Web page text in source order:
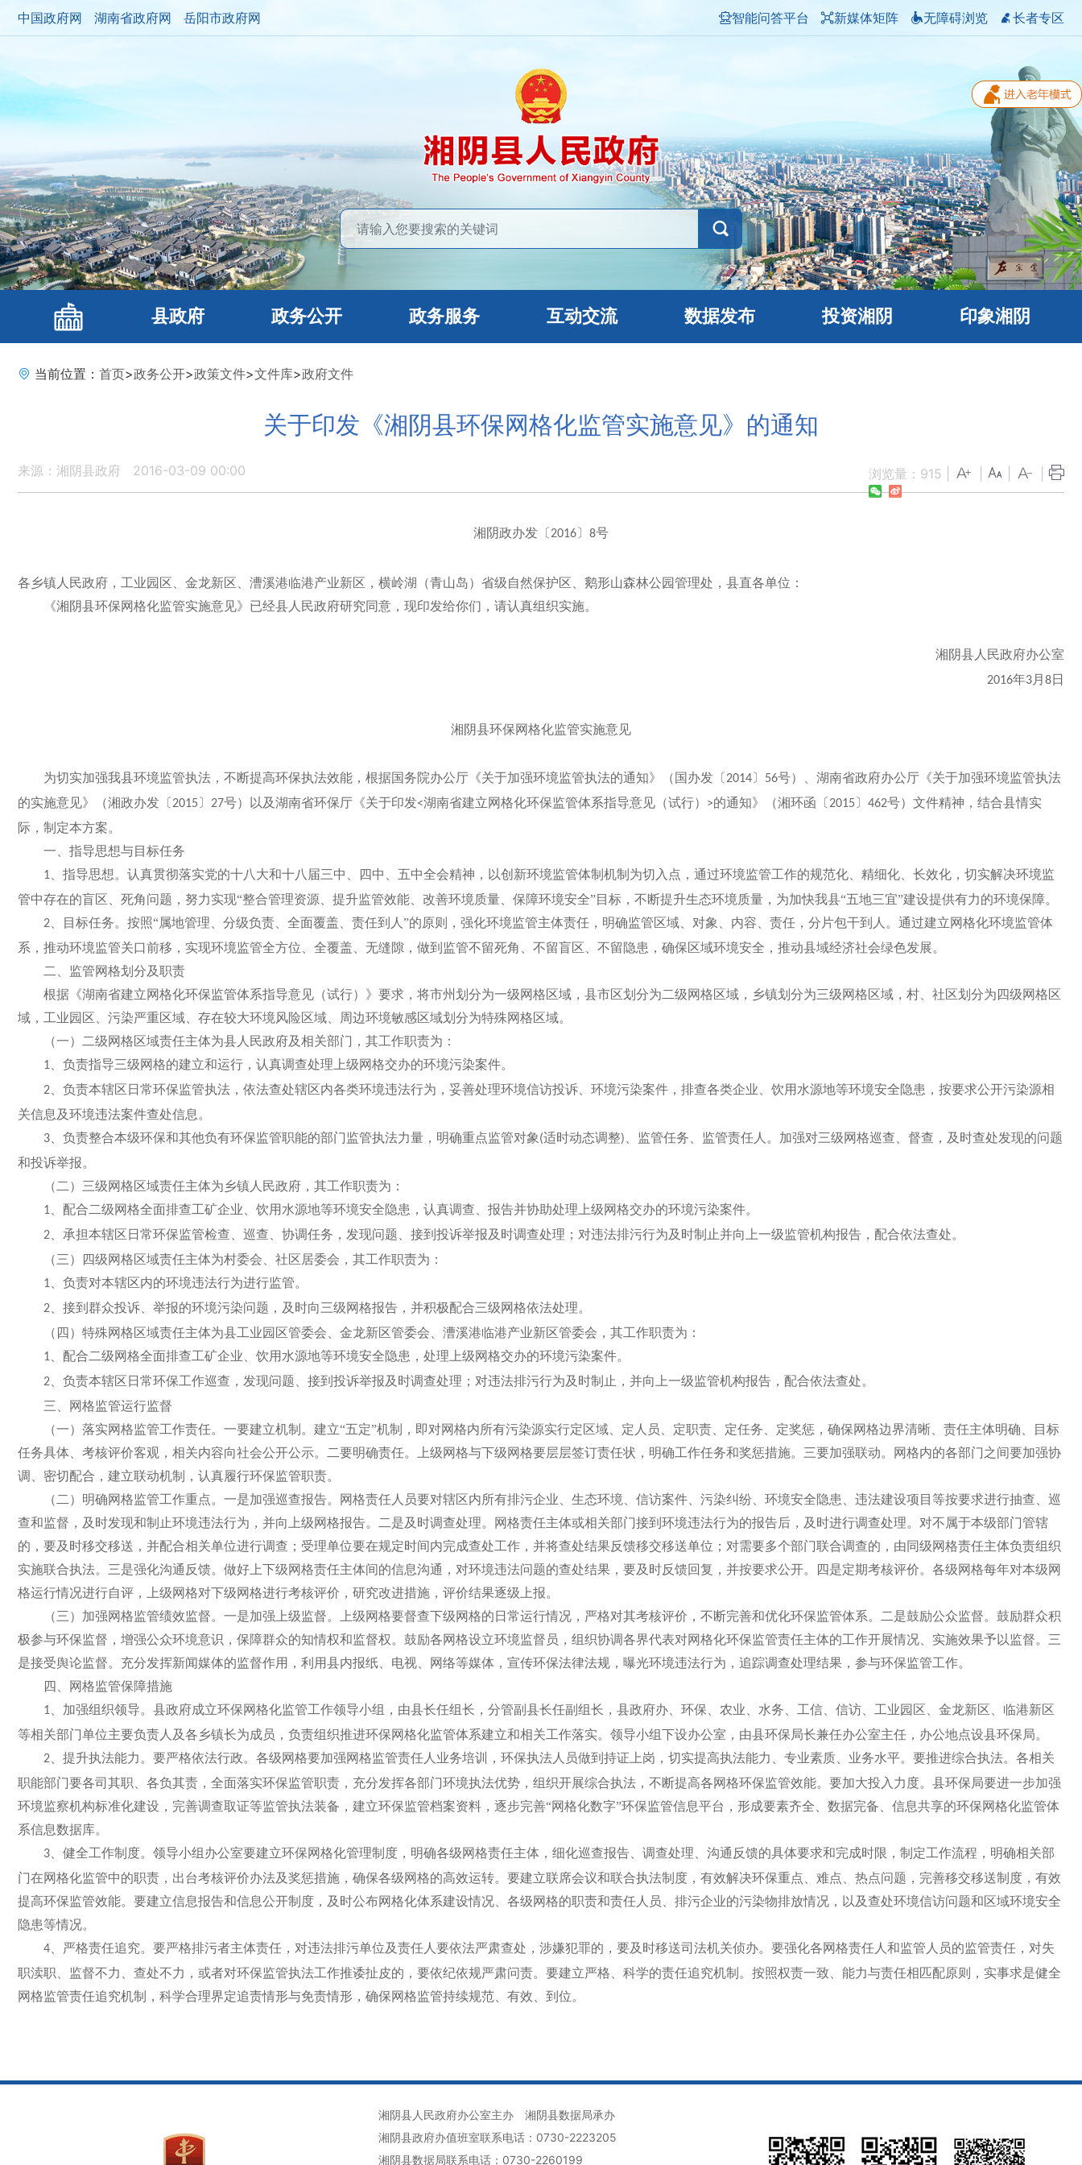
中国政府网 湖南省政府网 岳阳市政府网 智能问答平台 新媒体矩阵 无障碍浏览 长者专区
县政府 政务公开 政务服务 互动交流 数据发布 投资湘阴 印象湘阴
当前位置： 首页>政务公开>政策文件>文件库>政府文件
关于印发《湘阴县环保网格化监管实施意见》的通知
来源：湘阴县政府 2016-03-09 00:00 浏览量： 915
湘阴政办发〔2016〕 8号
各乡镇人民政府，工业园区、金龙新区、漕溪港临港产业新区，横岭湖（青山岛）省级自然保护区、鹅形山森林公园管理处，县直各单位：
《湘阴县环保网格化监管实施意见》已经县人民政府研究同意，现印发给你们，请认真组织实施。
湘阴县人民政府办公室
2016年3月 8日
湘阴县环保网格化监管实施意见
为切实加强我县环境监管执法，不断提高环保执法效能，根据国务院办公厅《关于加强环境监管执法的通知》（国办发〔2014〕 56号）、湖南省政府办公厅《关于加强环境监管执法
的实施意见》（湘政办发〔2015 〕 27号）以及湖南省环保厅《关于印发<湖南省建立网格化环保监管体系指导意见（试行） >的通知》（湘环函〔2015 〕 462号）文件精神，结合县情实
际，制定本方案。
一、指导思想与目标任务
1 、指导思想。认真贯彻落实党的十八大和十八届三中、四中、五中全会精神，以创新环境监管体制机制为切入点，通过环境监管工作的规范化、精细化、长效化，切实解决环境监
管中存在的盲区、死角问题，努力实现“整合管理资源、提升监管效能、改善环境质量、保障环境安全”目标，不断提升生态环境质量，为加快我县“五地三宜”建设提供有力的环境保障。
2 、目标任务。按照“属地管理、分级负责、全面覆盖、责任到人”的原则，强化环境监管主体责任，明确监管区域、对象、内容、责任，分片包干到人。通过建立网格化环境监管体
系，推动环境监管关口前移，实现环境监管全方位、全覆盖、无缝隙，做到监管不留死角、不留盲区、不留隐患，确保区域环境安全，推动县域经济社会绿色发展。
二、监管网格划分及职责
根据《湖南省建立网格化环保监管体系指导意见（试行）》要求，将市州划分为一级网格区域，县市区划分为二级网格区域，乡镇划分为三级网格区域，村、社区划分为四级网格区
域，工业园区、污染严重区域、存在较大环境风险区域、周边环境敏感区域划分为特殊网格区域。
（一）二级网格区域责任主体为县人民政府及相关部门，其工作职责为：
1 、负责指导三级网格的建立和运行，认真调查处理上级网格交办的环境污染案件。
2 、负责本辖区日常环保监管执法，依法查处辖区内各类环境违法行为，妥善处理环境信访投诉、环境污染案件，排查各类企业、饮用水源地等环境安全隐患，按要求公开污染源相
关信息及环境违法案件查处信息。
3 、负责整合本级环保和其他负有环保监管职能的部门监管执法力量，明确重点监管对象(适时动态调整) 、监管任务、监管责任人。加强对三级网格巡查、督查，及时查处发现的问题
和投诉举报。
（二）三级网格区域责任主体为乡镇人民政府，其工作职责为：
1 、配合二级网格全面排查工矿企业、饮用水源地等环境安全隐患，认真调查、报告并协助处理上级网格交办的环境污染案件。
2 、承担本辖区日常环保监管检查、巡查、协调任务，发现问题、接到投诉举报及时调查处理；对违法排污行为及时制止并向上一级监管机构报告，配合依法查处。
（三）四级网格区域责任主体为村委会、社区居委会，其工作职责为：
1 、负责对本辖区内的环境违法行为进行监管。
2 、接到群众投诉、举报的环境污染问题，及时向三级网格报告，并积极配合三级网格依法处理。
（四）特殊网格区域责任主体为县工业园区管委会、金龙新区管委会、漕溪港临港产业新区管委会，其工作职责为：
1 、配合二级网格全面排查工矿企业、饮用水源地等环境安全隐患，处理上级网格交办的环境污染案件。
2 、负责本辖区日常环保工作巡查，发现问题、接到投诉举报及时调查处理；对违法排污行为及时制止，并向上一级监管机构报告，配合依法查处。
三、网格监管运行监督
（一）落实网格监管工作责任。一要建立机制。建立“五定”机制，即对网格内所有污染源实行定区域、定人员、定职责、定任务、定奖惩，确保网格边界清晰、责任主体明确、目标
任务具体、考核评价客观，相关内容向社会公开公示。二要明确责任。上级网格与下级网格要层层签订责任状，明确工作任务和奖惩措施。三要加强联动。网格内的各部门之间要加强协
调、密切配合，建立联动机制，认真履行环保监管职责。
（二）明确网格监管工作重点。一是加强巡查报告。网格责任人员要对辖区内所有排污企业、生态环境、信访案件、污染纠纷、环境安全隐患、违法建设项目等按要求进行抽查、巡
查和监督，及时发现和制止环境违法行为，并向上级网格报告。二是及时调查处理。网格责任主体或相关部门接到环境违法行为的报告后，及时进行调查处理。对不属于本级部门管辖
的，要及时移交移送，并配合相关单位进行调查；受理单位要在规定时间内完成查处工作，并将查处结果反馈移交移送单位；对需要多个部门联合调查的，由同级网格责任主体负责组织
实施联合执法。三是强化沟通反馈。做好上下级网格责任主体间的信息沟通，对环境违法问题的查处结果，要及时反馈回复，并按要求公开。四是定期考核评价。各级网格每年对本级网
格运行情况进行自评，上级网格对下级网格进行考核评价，研究改进措施，评价结果逐级上报。
（三）加强网格监管绩效监督。一是加强上级监督。上级网格要督查下级网格的日常运行情况，严格对其考核评价，不断完善和优化环保监管体系。二是鼓励公众监督。鼓励群众积
极参与环保监督，增强公众环境意识，保障群众的知情权和监督权。鼓励各网格设立环境监督员，组织协调各界代表对网格化环保监管责任主体的工作开展情况、实施效果予以监督。三
是接受舆论监督。充分发挥新闻媒体的监督作用，利用县内报纸、电视、网络等媒体，宣传环保法律法规，曝光环境违法行为，追踪调查处理结果，参与环保监管工作。
四、网格监管保障措施
1 、加强组织领导。县政府成立环保网格化监管工作领导小组，由县长任组长，分管副县长任副组长，县政府办、环保、农业、水务、工信、信访、工业园区、金龙新区、临港新区
等相关部门单位主要负责人及各乡镇长为成员，负责组织推进环保网格化监管体系建立和相关工作落实。领导小组下设办公室，由县环保局长兼任办公室主任，办公地点设县环保局。
2 、提升执法能力。要严格依法行政。各级网格要加强网格监管责任人业务培训，环保执法人员做到持证上岗，切实提高执法能力、专业素质、业务水平。要推进综合执法。各相关
职能部门要各司其职、各负其责，全面落实环保监管职责，充分发挥各部门环境执法优势，组织开展综合执法，不断提高各网格环保监管效能。要加大投入力度。县环保局要进一步加强
环境监察机构标准化建设，完善调查取证等监管执法装备，建立环保监管档案资料，逐步完善“网格化数字”环保监管信息平台，形成要素齐全、数据完备、信息共享的环保网格化监管体
系信息数据库。
3 、健全工作制度。领导小组办公室要建立环保网格化管理制度，明确各级网格责任主体，细化巡查报告、调查处理、沟通反馈的具体要求和完成时限，制定工作流程，明确相关部
门在网格化监管中的职责，出台考核评价办法及奖惩措施，确保各级网格的高效运转。要建立联席会议和联合执法制度，有效解决环保重点、难点、热点问题，完善移交移送制度，有效
提高环保监管效能。要建立信息报告和信息公开制度，及时公布网格化体系建设情况、各级网格的职责和责任人员、排污企业的污染物排放情况，以及查处环境信访问题和区域环境安全
隐患等情况。
4 、严格责任追究。要严格排污者主体责任，对违法排污单位及责任人要依法严肃查处，涉嫌犯罪的，要及时移送司法机关侦办。要强化各网格责任人和监管人员的监管责任，对失
职渎职、监督不力、查处不力，或者对环保监管执法工作推诿扯皮的，要依纪依规严肃问责。要建立严格、科学的责任追究机制。按照权责一致、能力与责任相匹配原则，实事求是健全
网格监管责任追究机制，科学合理界定追责情形与免责情形，确保网格监管持续规范、有效、到位。
湘阴县人民政府办公室主办
湘阴县数据局承办
湘阴县政府办值班室联系电话：0730-2223205
湘阴县数据局联系电话：0730-2260199